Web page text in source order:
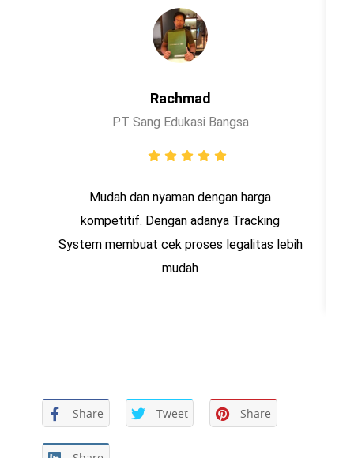
Rachmad
PT Sang Edukasi Bangsa
Mudah dan nyaman dengan harga
kompetitif. Dengan adanya Tracking
System membuat cek proses legalitas lebih
mudah
Share Tweet Share